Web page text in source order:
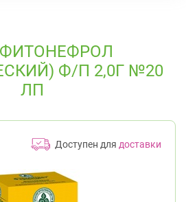
Ф/П 2,0Г №20
ЛП
Доступен для доставки